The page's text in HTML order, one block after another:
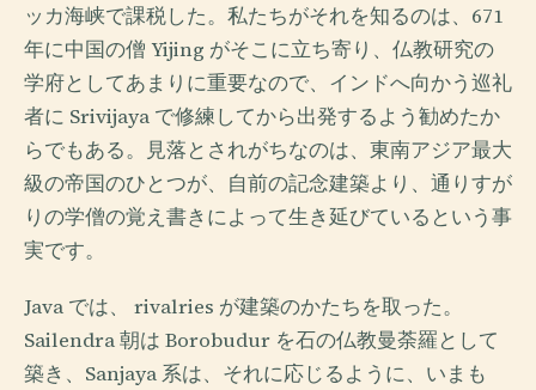
ッカ海峡で課税した。私たちがそれを知るのは、671
年に中国の僧 Yijing がそこに立ち寄り、仏教研究の
学府としてあまりに重要なので、インドへ向かう巡礼
者に Srivijaya で修練してから出発するよう勧めたか
らでもある。見落とされがちなのは、東南アジア最大
級の帝国のひとつが、自前の記念建築より、通りすが
りの学僧の覚え書きによって生き延びているという事
実です。
Java では、 rivalries が建築のかたちを取った。
Sailendra 朝は Borobudur を石の仏教曼荼羅として
築き、Sanjaya 系は、それに応じるように、いまも